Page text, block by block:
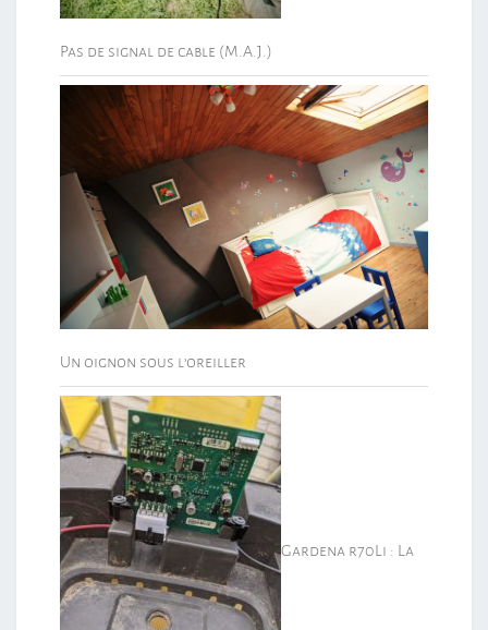
Pas de signal de cable (M.A.J.)
Un oignon sous l’oreiller
Gardena r70Li : La